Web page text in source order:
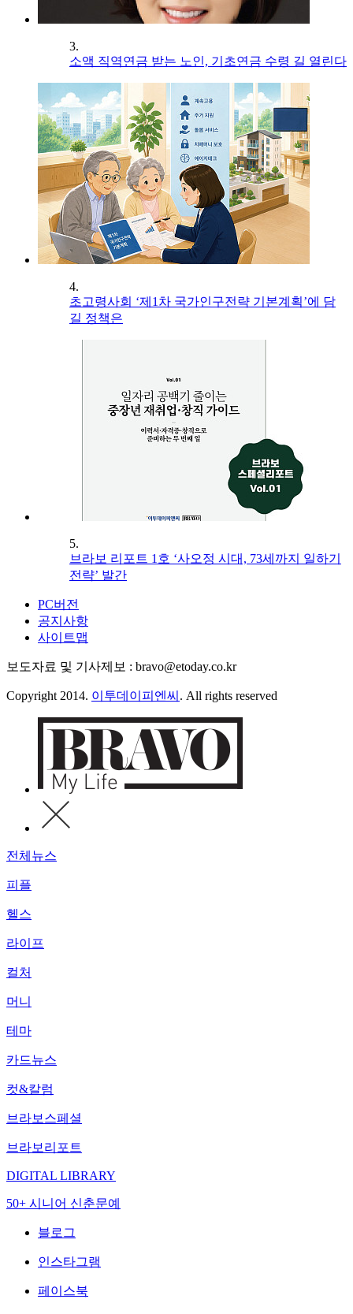
3.
소액 직역연금 받는 노인, 기초연금 수령 길 열린다
4.
초고령사회 ‘제1차 국가인구전략 기본계획’에 담
길 정책은
5.
브라보 리포트 1호 ‘사오정 시대, 73세까지 일하기
전략’ 발간
PC버전
공지사항
사이트맵
보도자료 및 기사제보 : bravo@etoday.co.kr
Copyright 2014. 이투데이피엔씨 . All rights reserved
전체뉴스
피플
헬스
라이프
컬처
머니
테마
카드뉴스
컷&칼럼
브라보스페셜
브라보리포트
DIGITAL LIBRARY
50+ 시니어 신춘문예
블로그
인스타그램
페이스북